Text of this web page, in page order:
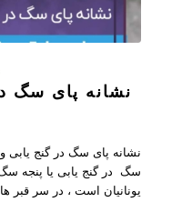
نشانه پای سگ
نشانه پای سگ در گنج یابی
سگ در گنج یابی یا پنجه
یونانیان است ، در سر قبر